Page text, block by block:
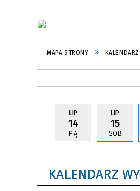
MAPA STRONY
LIP
14
PIĄ
LIP
15
SOB
KALENDARZ